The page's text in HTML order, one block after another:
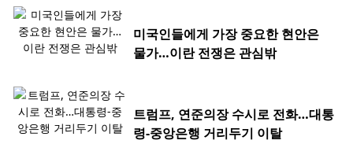
미국인들에게 가장 중요한 현안은
물가…이란 전쟁은 관심밖
트럼프, 연준의장 수시로 전화…대통
령-중앙은행 거리두기 이탈